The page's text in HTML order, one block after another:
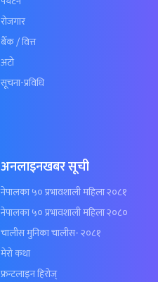
रोजगार
बैँक / वित्त
अटो
सूचना-प्रविधि
अनलाइनखबर सूची
नेपालका ५० प्रभावशाली महिला २०८१
नेपालका ५० प्रभावशाली महिला २०८०
चालीस मुनिका चालीस- २०८१
मेरो कथा
फ्रन्टलाइन हिरोज्